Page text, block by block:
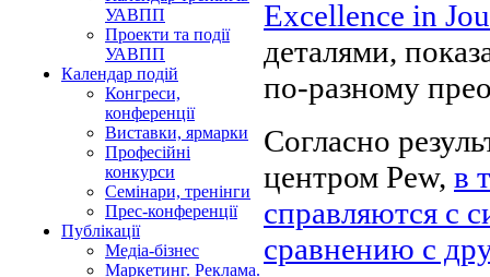
УАВПП
Проекти та події
УАВПП
Календар подій
Конгреси,
конференції
Виставки, ярмарки
Професійні
конкурси
Семінари, тренінги
Прес-конференції
Публікації
Медіа-бізнес
Маркетинг. Реклама.
Excellence in
деталями,
по-разному
Согласно
центром Pew, в
справляются с
сравнению с